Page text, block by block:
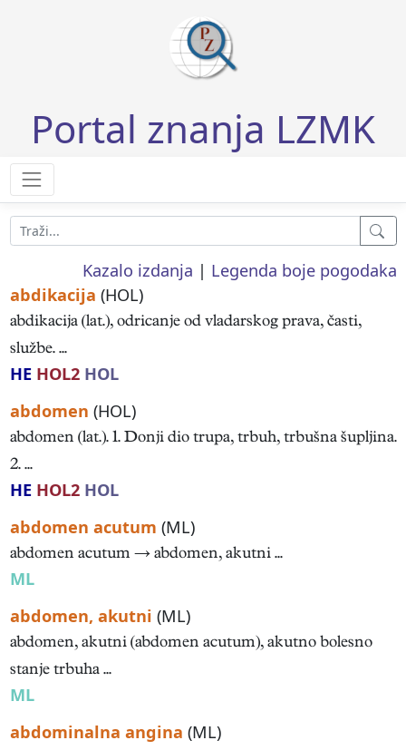
Portal znanja LZMK
Legenda boje pogodaka
Kazalo izdanja |
abdikacija (HOL)
abdikacija (lat.), odricanje od vladarskog prava, časti,
službe. ...
HE HOL2 HOL
abdomen (HOL)
abdomen (lat.). 1. Donji dio trupa, trbuh, trbušna šupljina.
2. ...
HE HOL2 HOL
abdomen acutum (ML)
abdomen acutum → abdomen, akutni ...
ML
abdomen, akutni (ML)
abdomen, akutni (abdomen acutum), akutno bolesno
stanje trbuha ...
ML
abdominalna angina (ML)